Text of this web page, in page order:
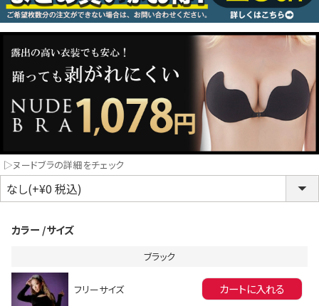
LINE連携でクーポンもらえる!!
同一商品まとめ買いキャンペーン
インスタ写真投稿キャンペーン！
コスプレ
クリスマス
▷ヌードブラの詳細をチェック
カラー サイズ
ブラック
フリーサイズ カートに入れる